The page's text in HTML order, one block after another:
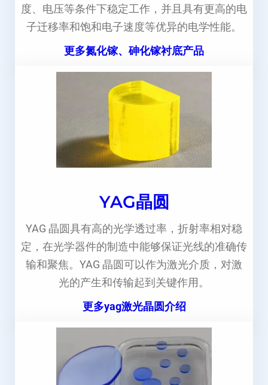
度、电压等条件下稳定工作，并且具有更高的电
子迁移率和饱和电子速度等优异的电学性能。
更多氮化镓、砷化镓衬底产品
YAG晶圆
YAG 晶圆具有高的光学透过率，折射率相对稳
定，在光学器件的制造中能够保证光线的准确传
输和聚焦。YAG 晶圆可以作为激光介质，对激
光的产生和传输起到关键作用。
更多yag激光晶圆介绍